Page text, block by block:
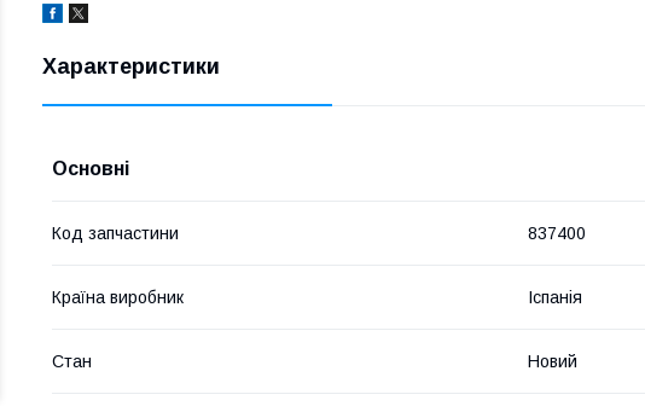
Характеристики
Основні
Код запчастини 837400
Країна виробник Іспанія
Стан Новий